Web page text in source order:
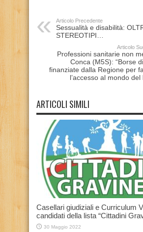
Articolo Precedente
Sessualità e disabilità:
STEREOTIPI…
Articolo
Professioni sanitarie non
Conca (M5S): “Borse
finanziate dalla Regione per
l’accesso al mondo del
ARTICOLI SIMILI
Casellari giudiziali e Curriculum
candidati della lista “Cittadini
30 Maggio 2022